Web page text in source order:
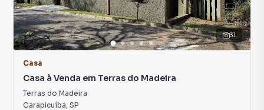
31
Casa
Casa à Venda em Terras do Madeira
Terras do Madeira
Carapicuíba, SP